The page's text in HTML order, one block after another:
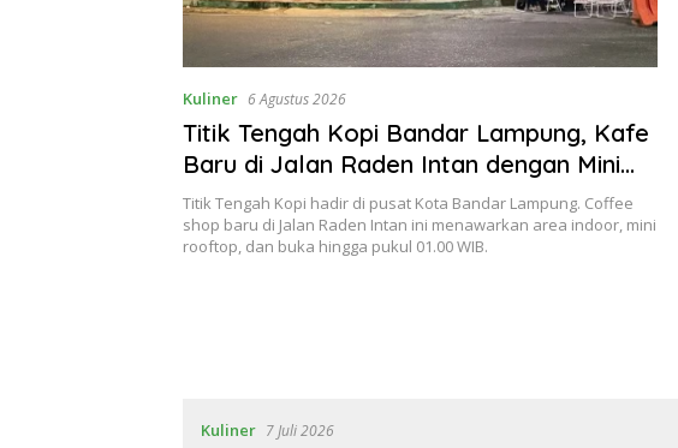
Kuliner 6 Agustus 2026
Titik Tengah Kopi Bandar Lampung, Kafe
Baru di Jalan Raden Intan dengan Mini
Rooftop
Titik Tengah Kopi hadir di pusat Kota Bandar Lampung. Coffee
shop baru di Jalan Raden Intan ini menawarkan area indoor, mini
rooftop, dan buka hingga pukul 01.00 WIB.
Kuliner 7 Juli 2026